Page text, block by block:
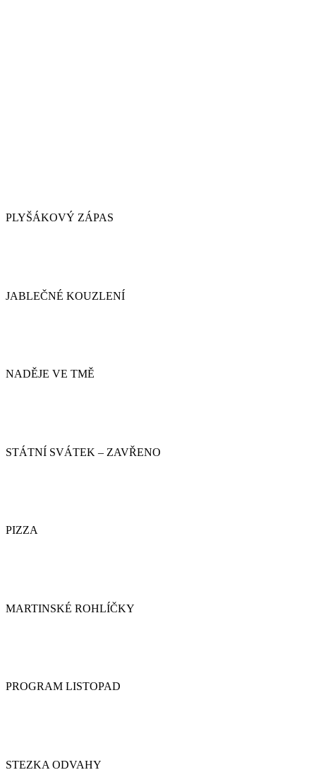
PLYŠÁKOVÝ ZÁPAS
JABLEČNÉ KOUZLENÍ
NADĚJE VE TMĚ
STÁTNÍ SVÁTEK – ZAVŘENO
PIZZA
MARTINSKÉ ROHLÍČKY
PROGRAM LISTOPAD
STEZKA ODVAHY